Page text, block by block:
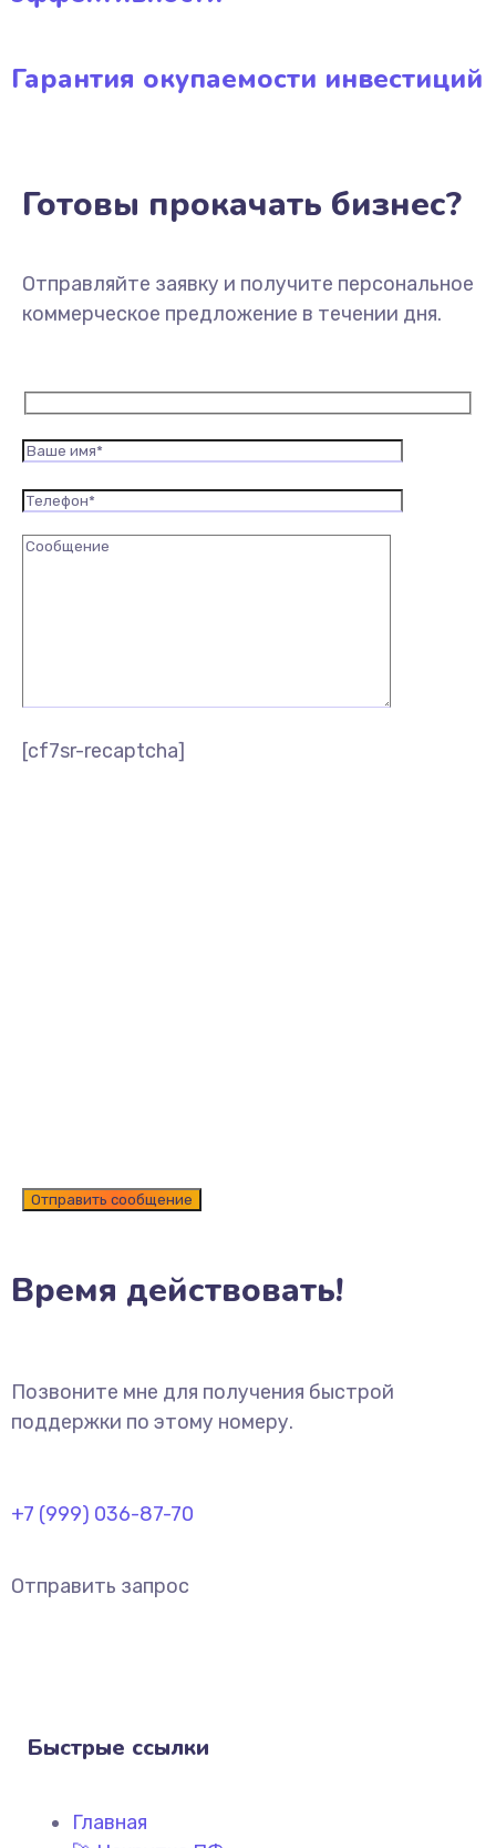
Гарантия окупаемости инвестиций
Готовы прокачать бизнес?
Отправляйте заявку и получите персональное
коммерческое предложение в течении дня.
[cf7sr-recaptcha]
Время действовать!
Позвоните мне для получения быстрой
поддержки по этому номеру.
+7 (999) 036-87-70
Отправить запрос
Быстрые ссылки
Главная